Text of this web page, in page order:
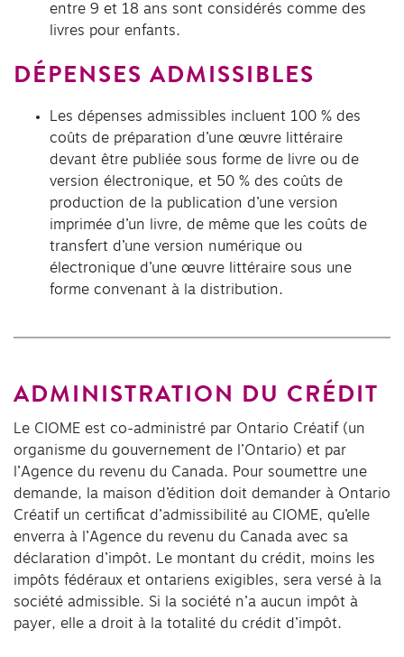
entre 9 et 18 ans sont considérés comme des
livres pour enfants.
DÉPENSES ADMISSIBLES
Les dépenses admissibles incluent 100 % des
coûts de préparation d’une œuvre littéraire
devant être publiée sous forme de livre ou de
version électronique, et 50 % des coûts de
production de la publication d’une version
imprimée d’un livre, de même que les coûts de
transfert d’une version numérique ou
électronique d’une œuvre littéraire sous une
forme convenant à la distribution.
ADMINISTRATION DU CRÉDIT
Le CIOME est co-administré par Ontario Créatif (un
organisme du gouvernement de l’Ontario) et par
l’Agence du revenu du Canada. Pour soumettre une
demande, la maison d’édition doit demander à Ontario
Créatif un certificat d’admissibilité au CIOME, qu’elle
enverra à l’Agence du revenu du Canada avec sa
déclaration d’impôt. Le montant du crédit, moins les
impôts fédéraux et ontariens exigibles, sera versé à la
société admissible. Si la société n’a aucun impôt à
payer, elle a droit à la totalité du crédit d’impôt.